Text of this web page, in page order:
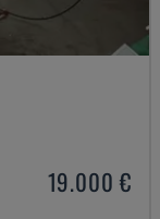
19.000 €